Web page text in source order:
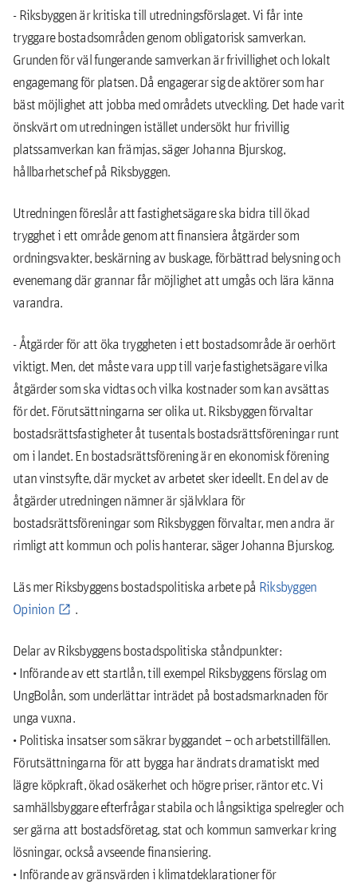
- Riksbyggen är kritiska till utredningsförslaget. Vi får inte
tryggare bostadsområden genom obligatorisk samverkan.
Grunden för väl fungerande samverkan är frivillighet och lokalt
engagemang för platsen. Då engagerar sig de aktörer som har
bäst möjlighet att jobba med områdets utveckling. Det hade varit
önskvärt om utredningen istället undersökt hur frivillig
platssamverkan kan främjas, säger Johanna Bjurskog,
hållbarhetschef på Riksbyggen.
Utredningen föreslår att fastighetsägare ska bidra till ökad
trygghet i ett område genom att finansiera åtgärder som
ordningsvakter, beskärning av buskage, förbättrad belysning och
evenemang där grannar får möjlighet att umgås och lära känna
varandra.
- Åtgärder för att öka tryggheten i ett bostadsområde är oerhört
viktigt. Men, det måste vara upp till varje fastighetsägare vilka
åtgärder som ska vidtas och vilka kostnader som kan avsättas
för det. Förutsättningarna ser olika ut. Riksbyggen förvaltar
bostadsrättsfastigheter åt tusentals bostadsrättsföreningar runt
om i landet. En bostadsrättsförening är en ekonomisk förening
utan vinstsyfte, där mycket av arbetet sker ideellt. En del av de
åtgärder utredningen nämner är självklara för
bostadsrättsföreningar som Riksbyggen förvaltar, men andra är
rimligt att kommun och polis hanterar, säger Johanna Bjurskog.
Läs mer Riksbyggens bostadspolitiska arbete på Riksbyggen
Opinion
.
Delar av Riksbyggens bostadspolitiska ståndpunkter:
• Införande av ett startlån, till exempel Riksbyggens förslag om
UngBolån, som underlättar inträdet på bostadsmarknaden för
unga vuxna.
• Politiska insatser som säkrar byggandet – och arbetstillfällen.
Förutsättningarna för att bygga har ändrats dramatiskt med
lägre köpkraft, ökad osäkerhet och högre priser, räntor etc. Vi
samhällsbyggare efterfrågar stabila och långsiktiga spelregler och
ser gärna att bostadsföretag, stat och kommun samverkar kring
lösningar, också avseende finansiering.
• Införande av gränsvärden i klimatdeklarationer för